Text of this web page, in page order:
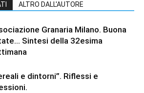
ALTRO DALL'AUTORE
Granaria Milano. Buona
Sintesi della 32esima
e dintorni”. Riflessi e